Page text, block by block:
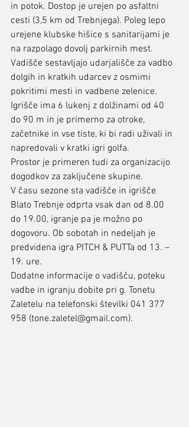
in potok. Dostop je urejen po asfaltni
cesti (3,5 km od Trebnjega). Poleg lepo
urejene klubske hišice s sanitarijami je
na razpolago dovolj parkirnih mest.
Vadišče sestavljajo udarjališče za vadbo
dolgih in kratkih udarcev z osmimi
pokritimi mesti in vadbene zelenice.
Igrišče ima 6 lukenj z dolžinami od 40
do 90 m in je primerno za otroke,
začetnike in vse tiste, ki bi radi uživali in
napredovali v kratki igri golfa.
Prostor je primeren tudi za organizacijo
dogodkov za zaključene skupine.
V času sezone sta vadišče in igrišče
Blato Trebnje odprta vsak dan od 8.00
do 19.00, igranje pa je možno po
dogovoru. Ob sobotah in nedeljah je
predvidena igra PITCH & PUTTa od 13. –
19. ure.
Dodatne informacije o vadišču, poteku
vadbe in igranju dobite pri g. Tonetu
Zaletelu na telefonski številki 041 377
958 (tone.zaletel@gmail.com).